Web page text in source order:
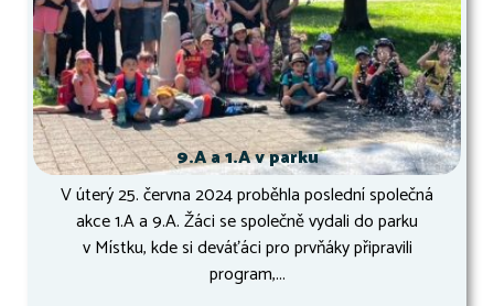
9.A a 1.A v parku
V úterý 25. června 2024 proběhla poslední společná
akce 1.A a 9.A. Žáci se společně vydali do parku
v Místku, kde si deváťáci pro prvňáky připravili
program,...